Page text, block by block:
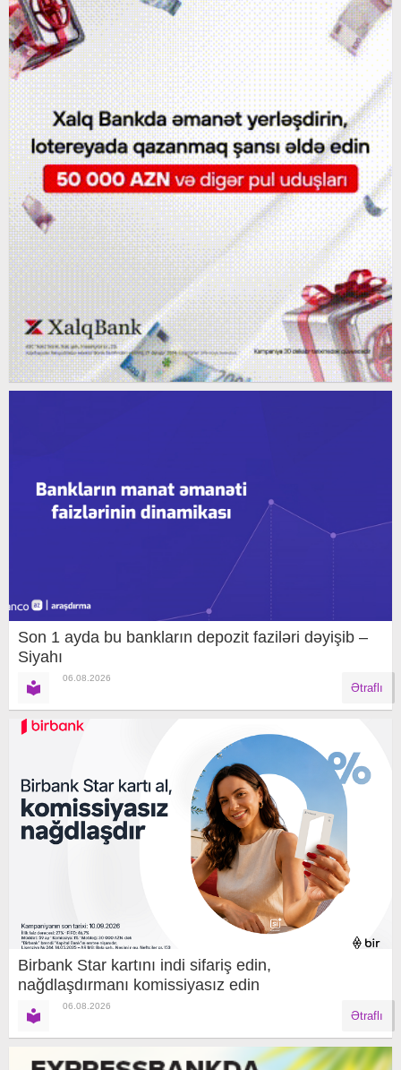
Son 1 ayda bu bankların depozit faziləri dəyişib –
Siyahı
06.08.2026
Ətraflı
Birbank Star kartını indi sifariş edin,
nağdlaşdırmanı komissiyasız edin
06.08.2026
Ətraflı